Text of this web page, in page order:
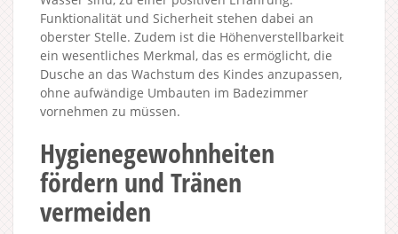
Funktionalität und Sicherheit stehen dabei an
oberster Stelle. Zudem ist die Höhenverstellbarkeit
ein wesentliches Merkmal, das es ermöglicht, die
Dusche an das Wachstum des Kindes anzupassen,
ohne aufwändige Umbauten im Badezimmer
vornehmen zu müssen.
Hygienegewohnheiten
fördern und Tränen
vermeiden